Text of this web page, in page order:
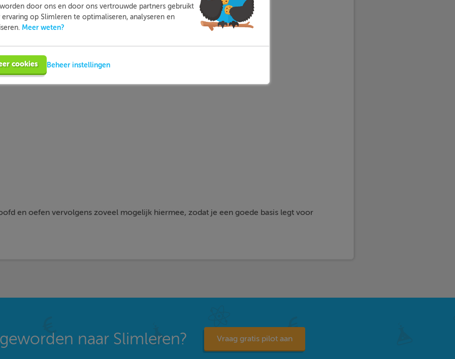
uit:
en oefen vervolgens zoveel mogelijk hiermee, zodat je een goede basis legt voor
naar Slimleren? Vraag gratis pilot aan
door ons en door ons vertrouwde partners gebruikt
op Slimleren te optimaliseren, analyseren en
Meer weten?
cookies Beheer instellingen